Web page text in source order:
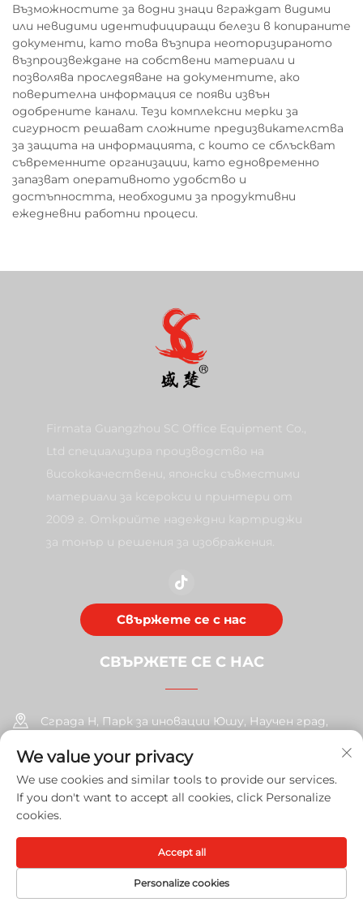
Възможностите за водни знаци вграждат видими
или невидими идентифициращи белези в копираните
документи, като това възпира неоторизираното
възпроизвеждане на собствени материали и
позволява проследяване на документите, ако
поверителна информация се появи извън
одобрените канали. Тези комплексни мерки за
сигурност решават сложните предизвикателства
за защита на информацията, с които се сблъскват
съвременните организации, като едновременно
запазват оперативното удобство и
достъпността, необходими за продуктивни
ежедневни работни процеси.
Firmata Guangzhou SC Office Equipment Co.,
Ltd специализира производство на
висококачествени, японски съвместими
материали за ксерокси и принтери от
2009 г. Открийте надеждни картриджи
за тонър и решения за изображения.
Свържете се с нас
СВЪРЖЕТЕ СЕ С НАС
Сграда H, Парк за иновации Юшу, Научен град,
+86-17585526413
Автоматично право © 2026 Guangzhou Xinshengchu Office
Equipment Co., Ltd. Всички права запазени
НАЧАЛНА
We value your privacy
We use cookies and similar tools to provide our services.
If you don't want to accept all cookies, click Personalize
cookies.
Personalize cookies
Accept all